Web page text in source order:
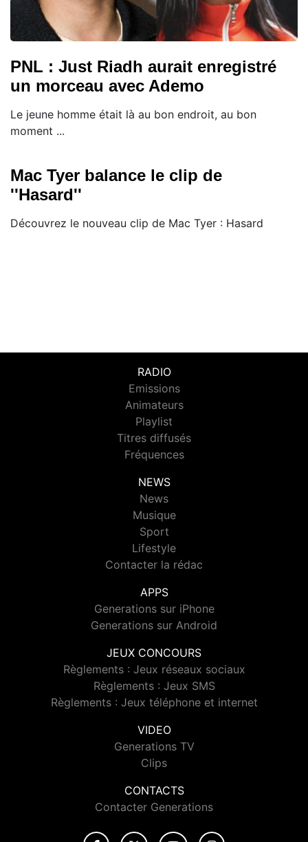
PNL : Just Riadh aurait enregistré
un morceau avec Ademo
Le jeune homme était là au bon endroit, au bon
moment ...
Mac Tyer balance le clip de
''Hasard''
Découvrez le nouveau clip de Mac Tyer : Hasard
RADIO
Emissions
Animateurs
Playlist
Titres diffusés
Fréquences
NEWS
News
Musique
Sport
Lifestyle
Contacter la rédac
APPS
Generations sur iPhone
Generations sur Android
JEUX CONCOURS
Règlements : Jeux réseaux sociaux
Règlements : Jeux SMS
Règlements : Jeux téléphone et internet
VIDEO
Generations TV
Clips
CONTACTS
Contacter Generations